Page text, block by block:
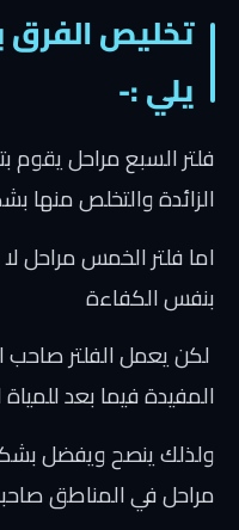
تخليص الفرق
يلي :-
فلتر السبع مراحل يقوم
الزائدة والتخلص منها
اما فلتر الخمس مراحل
بنفس الكفاءة
المفيدة فيما بعد
ولذلك ينصح ويفضل
مراحل في المناطق